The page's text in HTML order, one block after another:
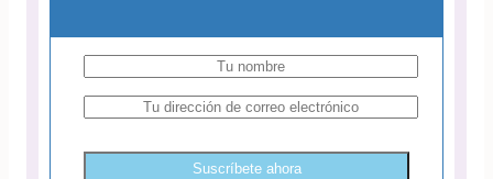
Suscríbete ahora